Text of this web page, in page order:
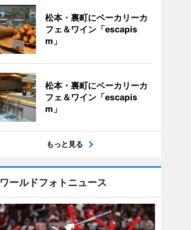
松本・裏町にベーカリーカ
フェ＆ワイン「escapis
m」
松本・裏町にベーカリーカ
フェ＆ワイン「escapis
m」
もっと見る
ワールドフォトニュース